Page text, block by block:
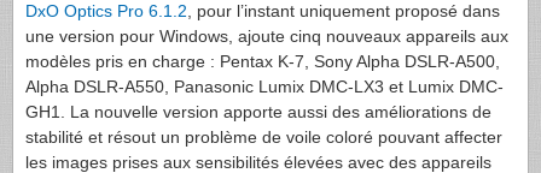
DxO Optics Pro 6.1.2 , pour l’instant uniquement proposé dans
une version pour Windows, ajoute cinq nouveaux appareils aux
modèles pris en charge : Pentax K-7, Sony Alpha DSLR-A500,
Alpha DSLR-A550, Panasonic Lumix DMC-LX3 et Lumix DMC-
GH1. La nouvelle version apporte aussi des améliorations de
stabilité et résout un problème de voile coloré pouvant affecter
les images prises aux sensibilités élevées avec des appareils